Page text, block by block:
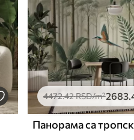
4472.42RSD/m²2683